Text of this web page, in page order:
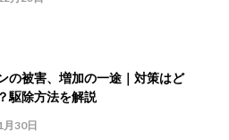
の被害、増加の一途｜対策はど
駆除方法を解説
月30日